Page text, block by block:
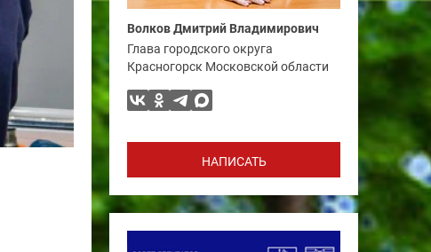
Волков Дмитрий Владимирович
Глава городского округа
Красногорск Московской области
НАПИСАТЬ